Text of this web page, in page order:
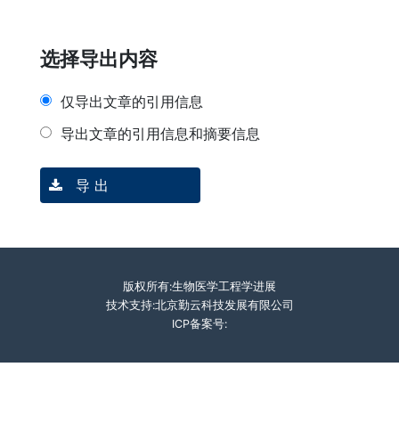
选择导出内容
仅导出文章的引用信息
导出文章的引用信息和摘要信息
导 出
版权所有:生物医学工程学进展
技术支持:北京勤云科技发展有限公司
ICP备案号: